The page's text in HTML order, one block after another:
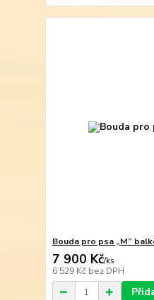
Bouda pro psa „M”
7 900 Kč/ks
6 529 Kč bez DPH